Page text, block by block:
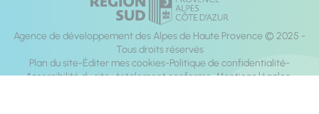
Agence de développement des Alpes de Haute Provence © 2025 -
Tous droits réservés
Plan du site Éditer mes cookies Politique de confidentialité
Accessibilité du site : totalement conforme Mentions légales